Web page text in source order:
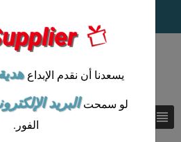
view_headline
Gift-Supplier
يسعدنا أن نقدم الإبداع
لو سمحتالبريد
الفور.